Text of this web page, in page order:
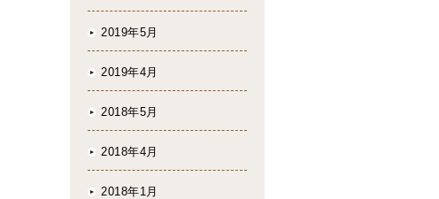
2019年5月
2019年4月
2018年5月
2018年4月
2018年1月